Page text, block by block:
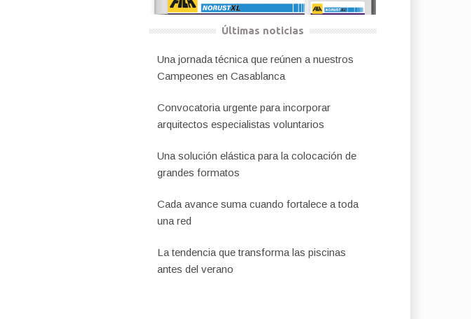
Últimas noticias
Una jornada técnica que reúnen a nuestros
Campeones en Casablanca
Convocatoria urgente para incorporar
arquitectos especialistas voluntarios
Una solución elástica para la colocación de
grandes formatos
Cada avance suma cuando fortalece a toda
una red
La tendencia que transforma las piscinas
antes del verano